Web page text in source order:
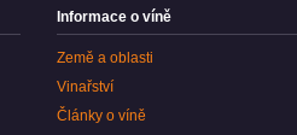
Informace o víně
Země a oblasti
Vinařství
Články o víně